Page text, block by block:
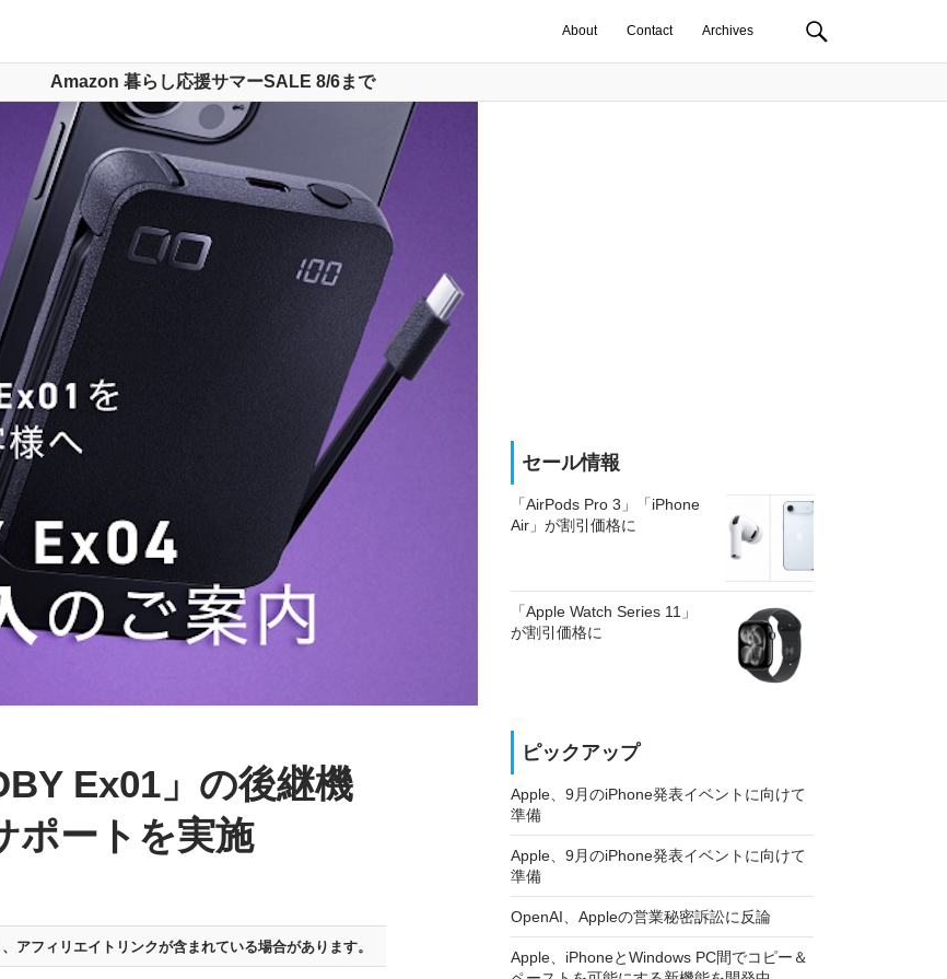
About Contact Archives
Amazon 暮らし応援サマーSALE 8/6まで
Ex01」の後継機
ポートを実施
アフィリエイトリンクが含まれている場合があります。
セール情報
「AirPods Pro 3」「iPhone
Air」が割引価格に
「Apple Watch Series 11」
が割引価格に
ピックアップ
Apple、9月のiPhone発表イベントに向けて
準備
Apple、9月のiPhone発表イベントに向けて
準備
OpenAI、Appleの営業秘密訴訟に反論
Apple、iPhoneとWindows PC間でコピー＆